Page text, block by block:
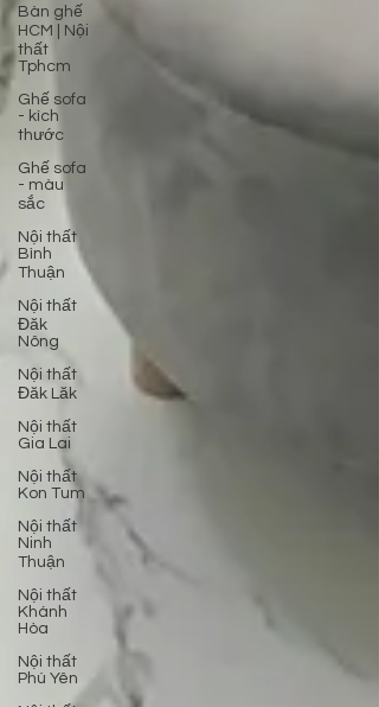
Bàn ghế
HCM | Nội
thất
Tphcm
Ghế sofa
- kích
thước
Ghế sofa
- màu
sắc
Nội thất
Bình
Thuận
Nội thất
Đăk
Nông
Nội thất
Đăk Lăk
Nội thất
Gia Lai
Nội thất
Kon Tum
Nội thất
Ninh
Thuận
Nội thất
Khánh
Hòa
Nội thất
Phú Yên